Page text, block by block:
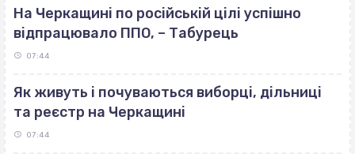
На Черкащині по російській цілі успішно
відпрацювало ППО, – Табурець
07:44
Як живуть і почуваються виборці, дільниці
та реєстр на Черкащині
07:44